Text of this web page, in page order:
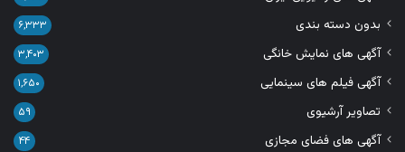
بدون دسته بندی ۶,۳۳۳
آگهی های نمایش خانگی ۳,۴۰۳
آگهی فیلم های سینمایی ۱,۶۵۰
تصاویر آرشیوی ۵۹
آگهی های فضای مجازی ۴۴